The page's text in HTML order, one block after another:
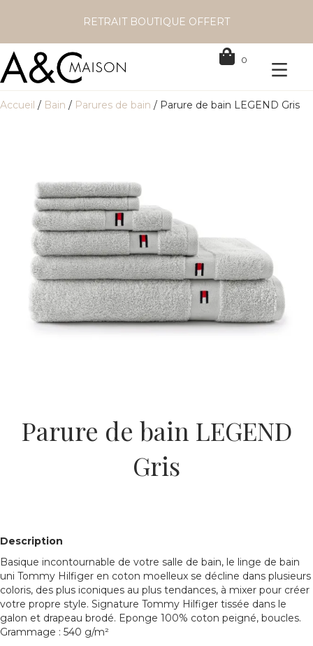
RETRAIT BOUTIQUE OFFERT
0
Accueil / Bain / Parures de bain / Parure de bain LEGEND Gris
Parure de bain LEGEND
Gris
Description
Basique incontournable de votre salle de bain, le linge de bain
uni Tommy Hilfiger en coton moelleux se décline dans plusieurs
coloris, des plus iconiques au plus tendances, à mixer pour créer
votre propre style. Signature Tommy Hilfiger tissée dans le
galon et drapeau brodé. Eponge 100% coton peigné, boucles.
Grammage : 540 g/m²